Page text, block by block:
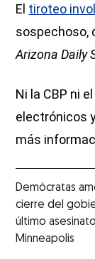
El tiroteo
sospechoso,
Arizona Daily
Ni la CBP ni
electrónicos
más
Demócratas
cierre del
último
Minneapolis